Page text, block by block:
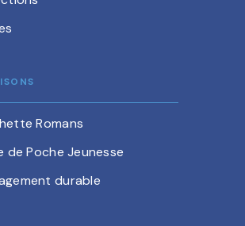
Romans
de Poche Jeunesse
durable